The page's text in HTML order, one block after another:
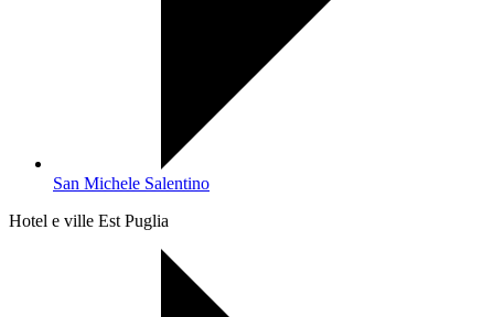
San Michele Salentino
Hotel e ville Est Puglia